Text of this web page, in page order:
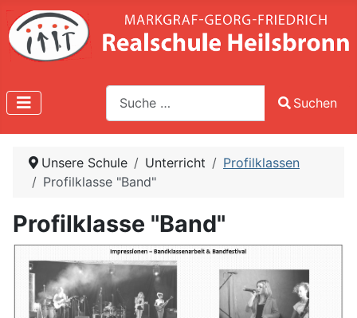
Suche
Type 2 or more characters for results.
Suchen
Unsere Schule Unterricht
Profilklassen
Profilklasse "Band"
Profilklasse "Band"